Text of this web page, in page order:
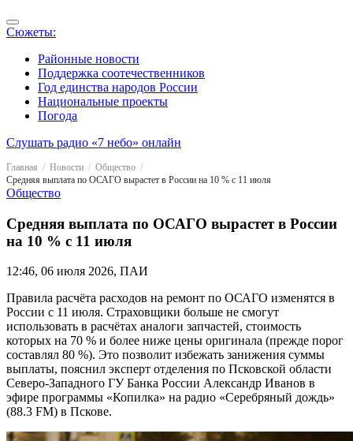
Сюжеты:
Районные новости
Поддержка соотечественников
Год единства народов России
Национальные проекты
Погода
Слушать радио «7 небо» онлайн
Главная Новости
Общество
Средняя выплата по ОСАГО вырастет в России на 10 % с 11 июля
Общество
Средняя выплата по ОСАГО вырастет в России
на 10 % с 11 июля
12:46, 06 июля 2026, ПАИ
Правила расчёта расходов на ремонт по ОСАГО изменятся в
России с 11 июля. Страховщики больше не смогут
использовать в расчётах аналоги запчастей, стоимость
которых на 70 % и более ниже цены оригинала (прежде порог
составлял 80 %). Это позволит избежать занижения суммы
выплаты, пояснил эксперт отделения по Псковской области
Северо-Западного ГУ Банка России Александр Иванов в
эфире программы «Копилка» на радио «Серебряный дождь»
(88.3 FM) в Пскове.